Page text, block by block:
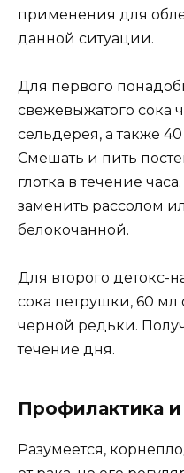
применения для
данной ситуации.
Для первого
свежевыжатого сока
сельдерея, а также
Смешать и пить
глотка в течение
заменить рассолом
белокочанной.
Для второго детокс-
сока петрушки, 60 мл
черной редьки.
течение дня.
Профилактика
Разумеется,